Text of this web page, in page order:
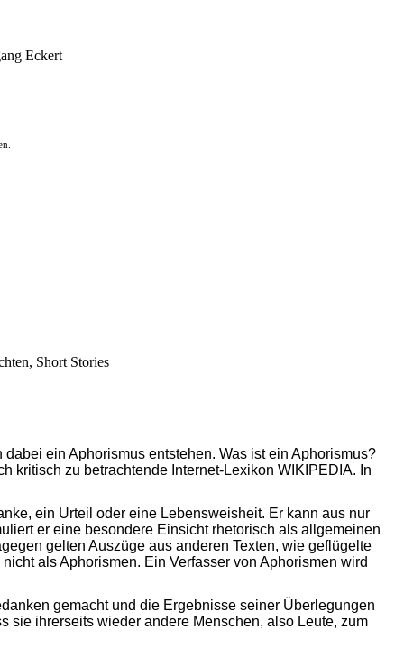
Short Stories
ein Aphorismus entstehen. Was ist ein Aphorismus?
kritisch zu betrachtende Internet-Lexikon WIKIPEDIA. In
ein Urteil oder eine Lebensweisheit. Er kann aus nur
er eine besondere Einsicht rhetorisch als allgemeinen
gelten Auszüge aus anderen Texten, wie geflügelte
als Aphorismen. Ein Verfasser von Aphorismen wird
gemacht und die Ergebnisse seiner Überlegungen
sie ihrerseits wieder andere Menschen, also Leute, zum